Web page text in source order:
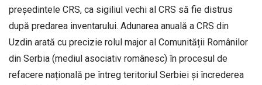
președintele CRS, ca sigiliul vechi al CRS să fie distrus
după predarea inventarului. Adunarea anuală a CRS din
Uzdin arată cu precizie rolul major al Comunității Românilor
din Serbia (mediul asociativ românesc) în procesul de
refacere națională pe întreg teritoriul Serbiei și încrederea